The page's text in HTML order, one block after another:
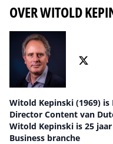
OVER WITOLD
Witold Kepinski (1969)
Director Content van
Witold Kepinski is 25
Business branche